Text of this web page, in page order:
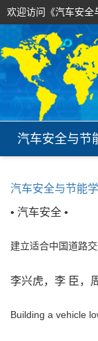
欢迎访问《汽车安全
汽车安全与节
汽车安全与节能
• 汽车安全 •
建立适合中国道路
李兴虎，李 臣，
Building a vehicle